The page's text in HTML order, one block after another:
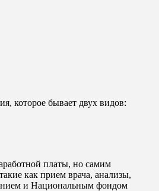
которое бывает двух видов:
платы, но самим
как прием врача, анализы,
и Национальным фондом